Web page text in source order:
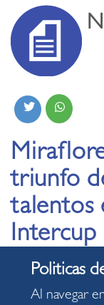
triunfo
talentos
Intercup
Al navegar